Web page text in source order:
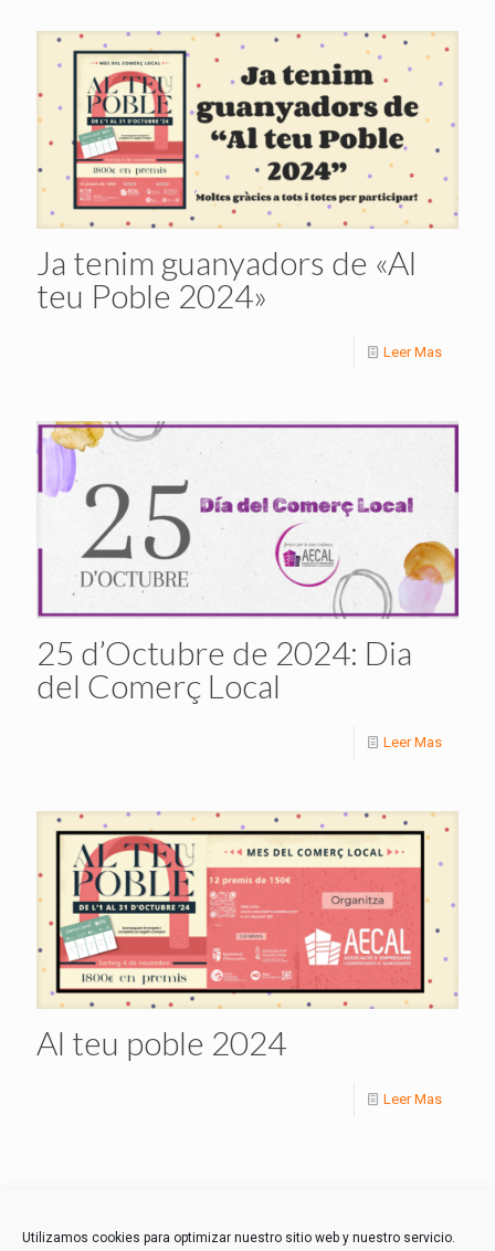
Utilizamos cookies para optimizar nuestro sitio web y nuestro servicio.
Ja tenim guanyadors de «Al
teu Poble 2024»
Leer Mas
25 d’Octubre de 2024: Dia
del Comerç Local
Leer Mas
Al teu poble 2024
Leer Mas